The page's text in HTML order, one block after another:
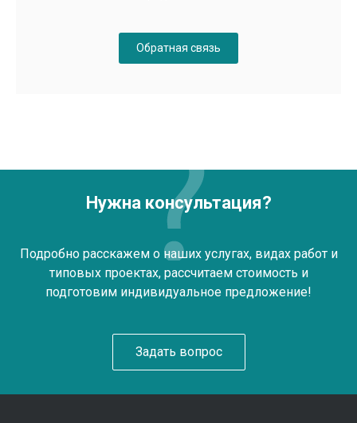
Обратная связь
Нужна консультация?
Подробно расскажем о наших услугах, видах работ и
типовых проектах, рассчитаем стоимость и
подготовим индивидуальное предложение!
Задать вопрос